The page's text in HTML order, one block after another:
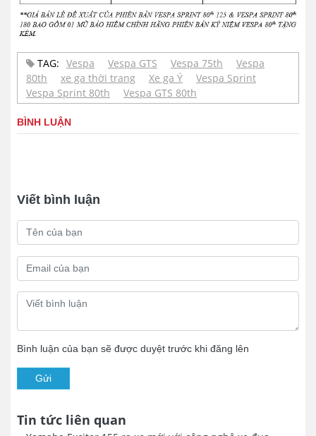
TAG: Vespa Vespa GTS Vespa 75th
Vespa
80th
xe ga thời trang Xe ga Ý
Vespa Sprint
Vespa Sprint 80th
Vespa GTS 80th
BÌNH LUẬN
Viết bình luận
Bình luận của bạn sẽ được duyệt trước khi đăng lên
Gửi
Tin tức liên quan